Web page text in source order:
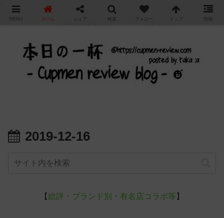
カップ麺の新商品をレビュー / アレンジするブログ
2019-12-16
【総評・ブランド別・有名店コラボ等 】
MENU ホーム シェア 検索 フォロー トップ 情報